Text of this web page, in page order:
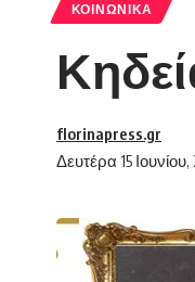
ΚΟΙΝΩΝΙΚΆ
Δευτέρα 15
florinapress.gr